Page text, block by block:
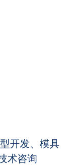
开发、模具
术咨询